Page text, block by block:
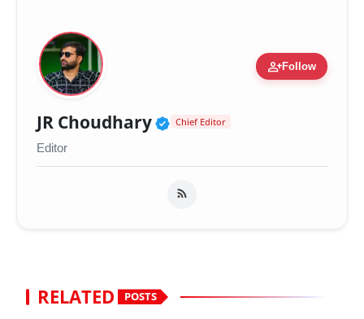
person_addFollow
JR Choudhary Verified Public Figure
Chief Editor
Editor
RELATED POSTS